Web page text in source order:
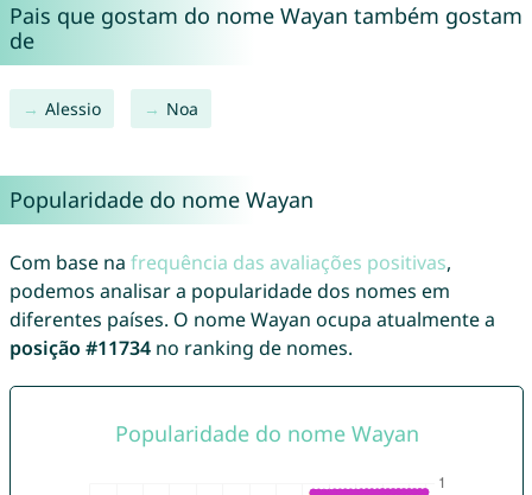
Pais que gostam do nome Wayan também gostam
de
Alessio Noa
Popularidade do nome Wayan
Com base na frequência das avaliações positivas,
podemos analisar a popularidade dos nomes em
diferentes países. O nome Wayan ocupa atualmente a
posição #11734no ranking de nomes.